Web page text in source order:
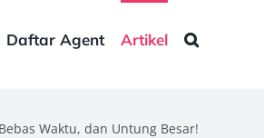
Daftar Agent Artikel
Waktu, dan Untung Besar!